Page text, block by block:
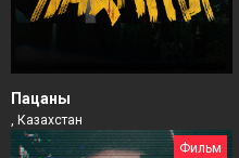
Пацаны
, Казахстан
Фильм